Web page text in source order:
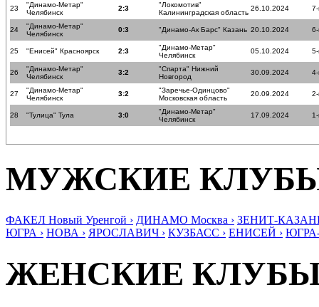
23
"Динамо-Метар"
Челябинск
2:3
"Локомотив"
Калининградская область
26.10.2024
24
"Динамо-Метар"
Челябинск
0:3 "Динамо-Ак Барс" Казань 20.10.2024
25 "Енисей" Красноярск 2:3
"Динамо-Метар"
Челябинск
05.10.2024
26
"Динамо-Метар"
Челябинск
3:2
"Спарта" Нижний
Новгород
30.09.2024
27
"Динамо-Метар"
Челябинск
3:2
"Заречье-Одинцово"
Московская область
20.09.2024
28 "Тулица" Тула 3:0
"Динамо-Метар"
Челябинск
17.09.2024
МУЖСКИЕ
ФАКЕЛ Новый Уренгой › ДИНАМО Москва › ЗЕНИТ-
ЮГРА › НОВА › ЯРОСЛАВИЧ › КУЗБАСС › ЕНИСЕЙ ›
ЖЕНСКИЕ